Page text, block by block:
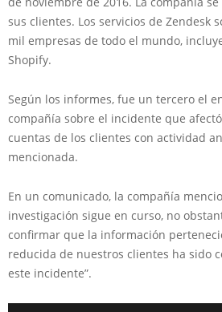
sus clientes. Los servicios de Zendesk
mil empresas de todo el mundo,
Shopify.
Según los informes, fue un tercero el
compañía sobre el incidente que
cuentas de los clientes con actividad
mencionada.
En un comunicado, la compañía
investigación sigue en curso, no
confirmar que la información
reducida de nuestros clientes ha sido
este incidente”.